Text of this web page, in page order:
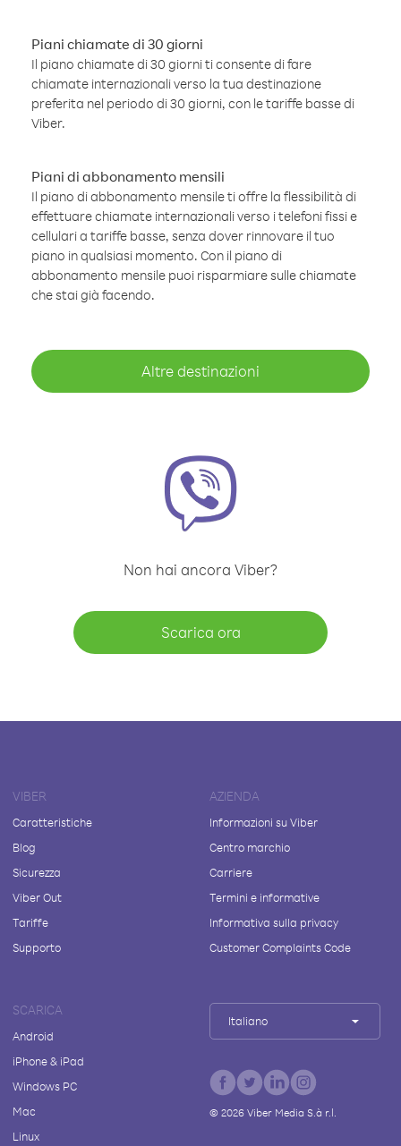
Piani chiamate di 30 giorni
Il piano chiamate di 30 giorni ti consente di fare
chiamate internazionali verso la tua destinazione
preferita nel periodo di 30 giorni, con le tariffe basse di
Viber.
Piani di abbonamento mensili
Il piano di abbonamento mensile ti offre la flessibilità di
effettuare chiamate internazionali verso i telefoni fissi e
cellulari a tariffe basse, senza dover rinnovare il tuo
piano in qualsiasi momento. Con il piano di
abbonamento mensile puoi risparmiare sulle chiamate
che stai già facendo.
Altre destinazioni
Non hai ancora Viber?
Scarica ora
VIBER
Caratteristiche
Blog
Sicurezza
Viber Out
Tariffe
Supporto
AZIENDA
Informazioni su Viber
Centro marchio
Carriere
Termini e informative
Informativa sulla privacy
Customer Complaints Code
SCARICA
Android
iPhone & iPad
Windows PC
Mac
Linux
Italiano
© 2026Viber Media S.à r.l.